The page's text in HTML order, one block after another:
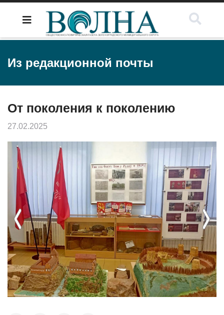
Из редакционной почты
От поколения к поколению
27.02.2025
Previous Next